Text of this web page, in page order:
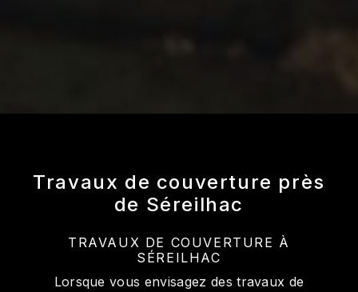
Travaux de couverture près
de Séreilhac
TRAVAUX DE COUVERTURE À
SÉREILHAC
Lorsque vous envisagez des travaux de